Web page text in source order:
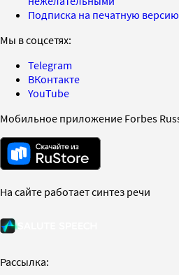
Подписка на печатную
Мы в соцсетях:
Telegram
ВКонтакте
YouTube
Мобильное приложение Forbes
На сайте работает синтез речи
Рассылка: